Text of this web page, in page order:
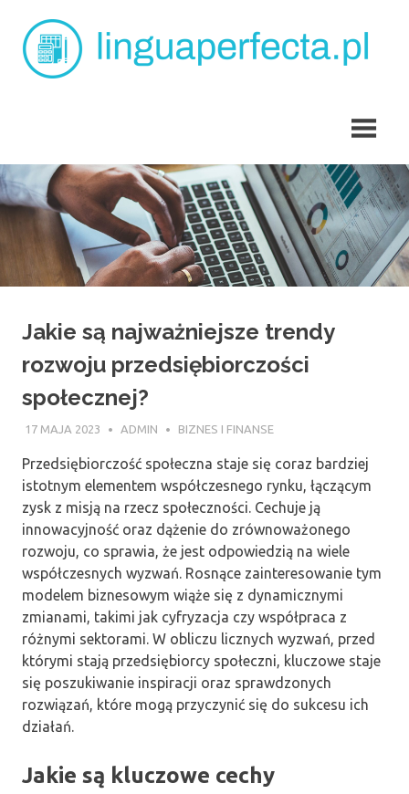
content
Jakie są najważniejsze trendy
rozwoju przedsiębiorczości
społecznej?
17 MAJA 2023 ADMIN BIZNES I FINANSE
Przedsiębiorczość społeczna staje się coraz bardziej
istotnym elementem współczesnego rynku, łączącym
zysk z misją na rzecz społeczności. Cechuje ją
innowacyjność oraz dążenie do zrównoważonego
rozwoju, co sprawia, że jest odpowiedzią na wiele
współczesnych wyzwań. Rosnące zainteresowanie tym
modelem biznesowym wiąże się z dynamicznymi
zmianami, takimi jak cyfryzacja czy współpraca z
różnymi sektorami. W obliczu licznych wyzwań, przed
którymi stają przedsiębiorcy społeczni, kluczowe staje
się poszukiwanie inspiracji oraz sprawdzonych
rozwiązań, które mogą przyczynić się do sukcesu ich
działań.
Jakie są kluczowe cechy